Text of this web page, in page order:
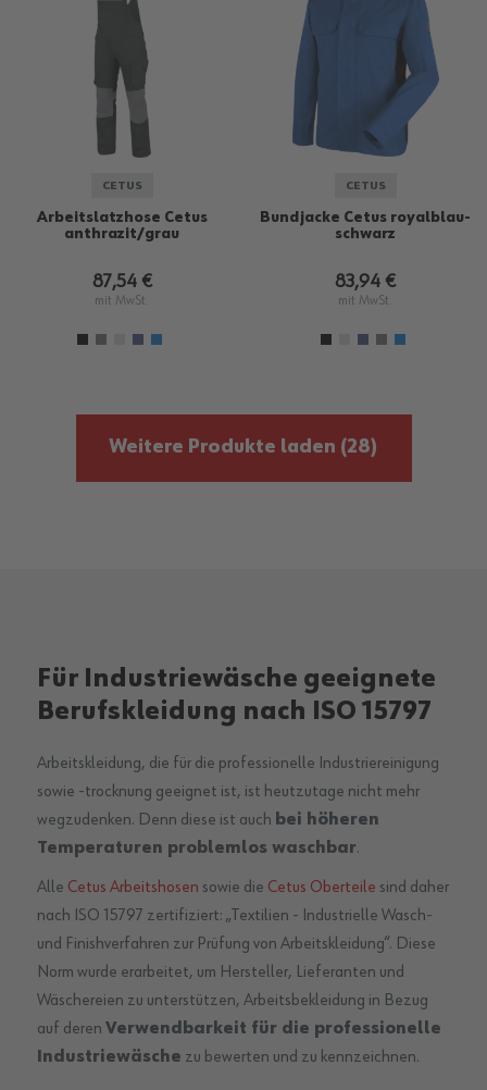
CETUS
Arbeitslatzhose Cetus
anthrazit/grau
87,54 €
mit MwSt.
CETUS
Bundjacke Cetus royalblau-
schwarz
83,94 €
mit MwSt.
Weitere Produkte laden (28)
Für Industriewäsche geeignete
Berufskleidung nach ISO 15797
Arbeitskleidung, die für die professionelle Industriereinigung
sowie -trocknung geeignet ist, ist heutzutage nicht mehr
wegzudenken. Denn diese ist auch bei höheren
Temperaturen problemlos waschbar.
Alle Cetus Arbeitshosen sowie die Cetus Oberteile sind daher
nach ISO 15797 zertifiziert: „Textilien - Industrielle Wasch-
und Finishverfahren zur Prüfung von Arbeitskleidung“. Diese
Norm wurde erarbeitet, um Hersteller, Lieferanten und
Wäschereien zu unterstützen, Arbeitsbekleidung in Bezug
auf deren Verwendbarkeit für die professionelle
Industriewäsche zu bewerten und zu kennzeichnen.